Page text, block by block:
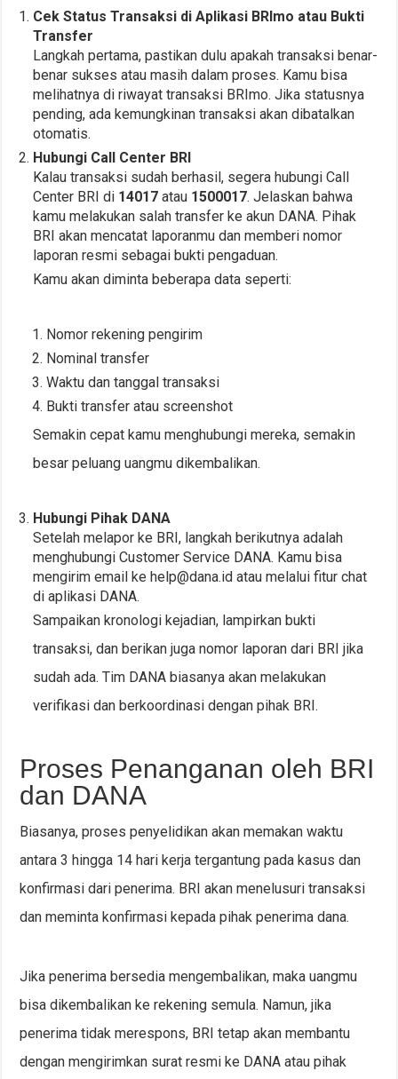
Cek Status Transaksi di Aplikasi BRImo atau Bukti
Transfer
Langkah pertama, pastikan dulu apakah transaksi benar-
benar sukses atau masih dalam proses. Kamu bisa
melihatnya di riwayat transaksi BRImo. Jika statusnya
pending, ada kemungkinan transaksi akan dibatalkan
otomatis.
Hubungi Call Center BRI
Kalau transaksi sudah berhasil, segera hubungi Call
Center BRI di 14017 atau 1500017. Jelaskan bahwa
kamu melakukan salah transfer ke akun DANA. Pihak
BRI akan mencatat laporanmu dan memberi nomor
laporan resmi sebagai bukti pengaduan.
Kamu akan diminta beberapa data seperti:
Nomor rekening pengirim
Nominal transfer
Waktu dan tanggal transaksi
Bukti transfer atau screenshot
Semakin cepat kamu menghubungi mereka, semakin
besar peluang uangmu dikembalikan.
Hubungi Pihak DANA
Setelah melapor ke BRI, langkah berikutnya adalah
menghubungi Customer Service DANA. Kamu bisa
mengirim email kehelp@dana.id atau melalui fitur chat
di aplikasi DANA.
Sampaikan kronologi kejadian, lampirkan bukti
transaksi, dan berikan juga nomor laporan dari BRI jika
sudah ada. Tim DANA biasanya akan melakukan
verifikasi dan berkoordinasi dengan pihak BRI.
Proses Penanganan oleh BRI
dan DANA
Biasanya, proses penyelidikan akan memakan waktu
antara 3 hingga 14 hari kerja tergantung pada kasus dan
konfirmasi dari penerima. BRI akan menelusuri transaksi
dan meminta konfirmasi kepada pihak penerima dana.
Jika penerima bersedia mengembalikan, maka uangmu
bisa dikembalikan ke rekening semula. Namun, jika
penerima tidak merespons, BRI tetap akan membantu
dengan mengirimkan surat resmi ke DANA atau pihak